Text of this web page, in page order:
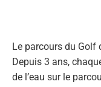
Le parcours du Golf
Depuis 3 ans,
de l’eau sur le